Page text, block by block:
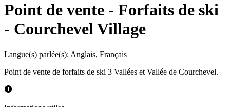
Point de vente - Forfaits de ski
- Courchevel Village
Langue(s) parlée(s): Anglais, Français
Point de vente de forfaits de ski 3 Vallées et Vallée de Courchevel.